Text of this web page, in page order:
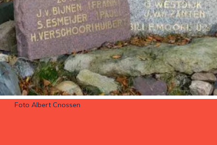
Foto Albert Cnossen